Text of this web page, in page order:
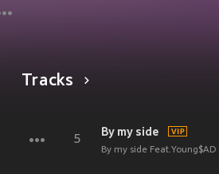
Tracks
5
By my side
By my side Feat.Young$AD